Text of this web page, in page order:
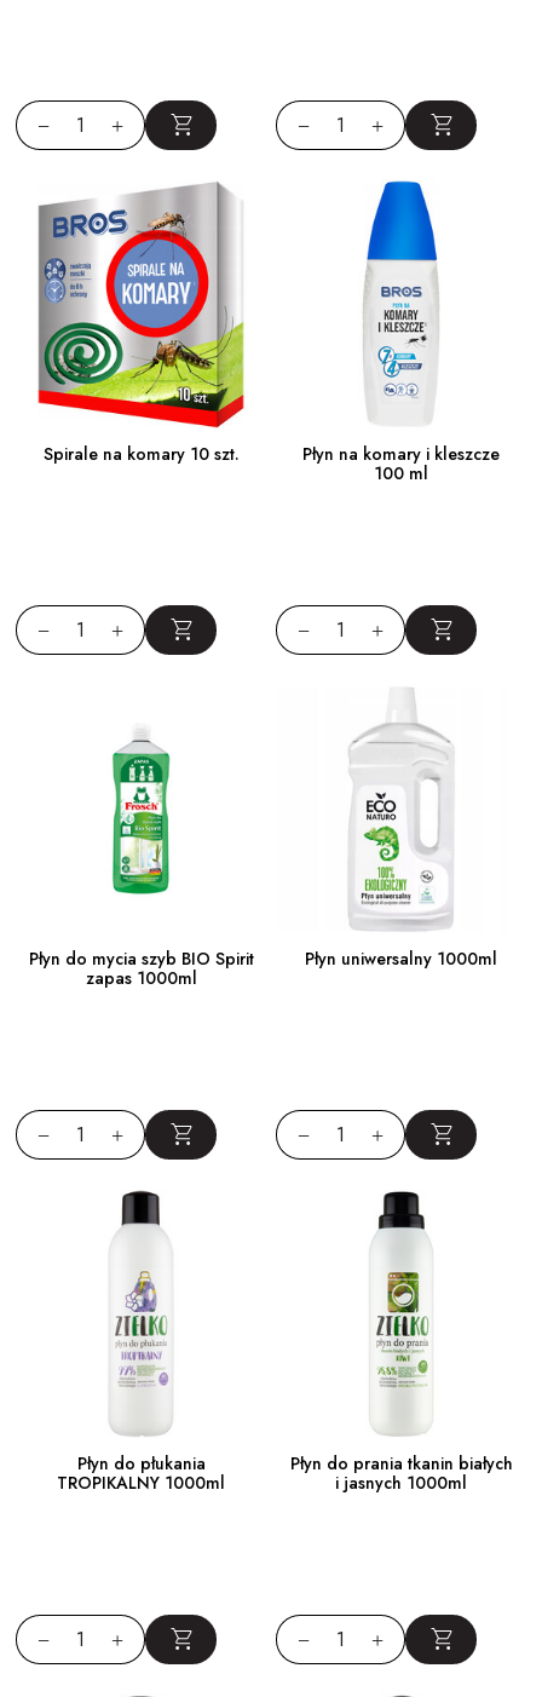
Czy naturalne środki czystości nadają się do codziennego
stosowania?
sposobem użycia podanym przez producenta.
Spirale na komary 10 szt.
Płyn na komary i kleszcze
100 ml
Płyn do mycia szyb BIO Spirit
zapas 1000ml
Płyn uniwersalny 1000ml
Płyn do płukania
TROPIKALNY 1000ml
Płyn do prania tkanin białych
i jasnych 1000ml